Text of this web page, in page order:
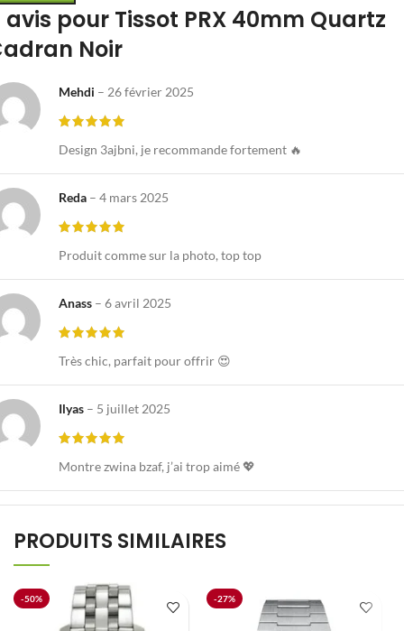
avis pour Tissot PRX 40mm Quartz
Noir
Mehdi – 26 février 2025
Design 3ajbni, je recommande fortement 🔥
Reda – 4 mars 2025
Produit comme sur la photo, top top
Anass – 6 avril 2025
Très chic, parfait pour offrir 😍
Ilyas – 5 juillet 2025
Montre zwina bzaf, j’ai trop aimé 💖
PRODUITS SIMILAIRES
-50% -27%